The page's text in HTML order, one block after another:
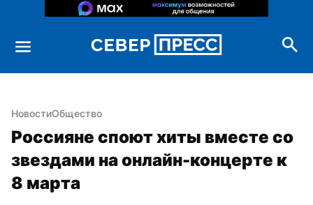
НовостиОбщество
Россияне споют хиты вместе со
звездами на онлайн-концерте к
8 марта